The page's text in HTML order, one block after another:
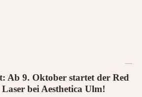
Ab 9. Oktober startet der Red
bei Aesthetica Ulm!